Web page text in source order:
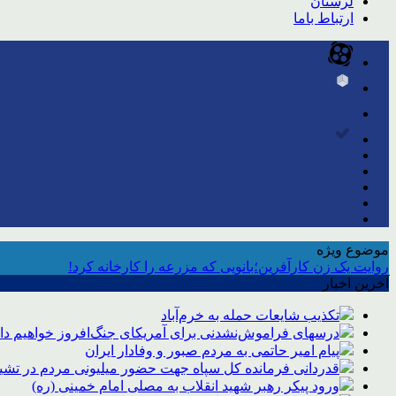
ارتباط باما
موضوع ویژه
روایت یک زن کارآفرین؛بانویی که مزرعه را کارخانه کرد!
آخرین اخبار
تکذیب شایعات حمله به خرم‌آباد
درسهای فراموش‌نشدنی برای آمریکای جنگ‌افروز خواهیم
پیام امیر حاتمی به مردم صبور و وفادار ایران
قدردانی فرمانده کل سپاه جهت حضور میلیونی مردم در
ورود پیکر رهبر شهید انقلاب به مصلی امام خمینی (ره)